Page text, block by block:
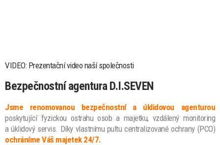
VIDEO: Prezentační video naší společnosti
Bezpečnostní agentura D.I.SEVEN
Jsme renomovanou bezpečnostní a úklidovou agenturou
poskytující fyzickou ostrahu osob a majetku, vzdálený monitoring
a úklidový servis. Díky vlastnímu pultu centralizované ochrany (PCO)
ochráníme Váš majetek 24/7.